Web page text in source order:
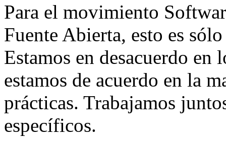
Para el movimiento
Fuente Abierta, esto es
Estamos en desacuerdo
estamos de acuerdo en la
prácticas. Trabajamos
específicos.